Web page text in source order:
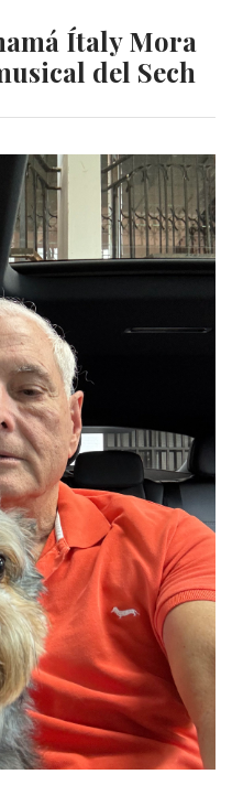
Ítaly Mora
del Sech